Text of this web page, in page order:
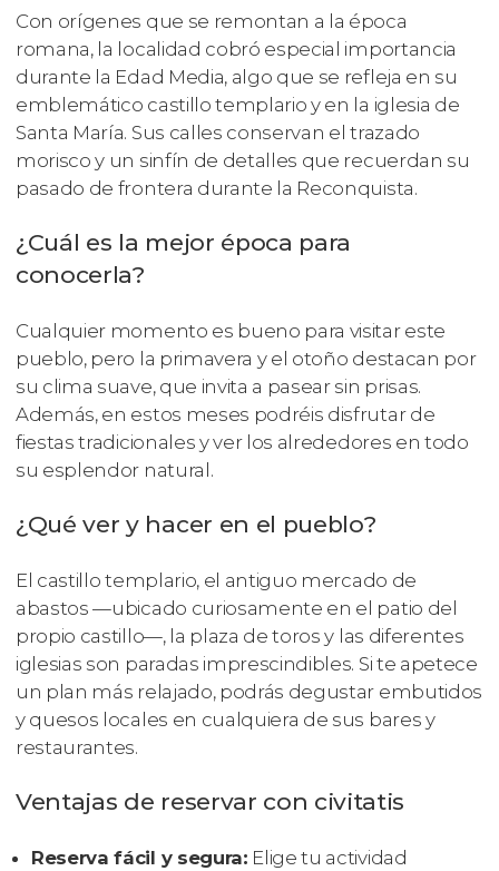
Con orígenes que se remontan a la época
romana, la localidad cobró especial importancia
durante la Edad Media, algo que se refleja en su
emblemático castillo templario y en la iglesia de
Santa María. Sus calles conservan el trazado
morisco y un sinfín de detalles que recuerdan su
pasado de frontera durante la Reconquista.
¿Cuál es la mejor época para
conocerla?
Cualquier momento es bueno para visitar este
pueblo, pero la primavera y el otoño destacan por
su clima suave, que invita a pasear sin prisas.
Además, en estos meses podréis disfrutar de
fiestas tradicionales y ver los alrededores en todo
su esplendor natural.
¿Qué ver y hacer en el pueblo?
El castillo templario, el antiguo mercado de
abastos —ubicado curiosamente en el patio del
propio castillo—, la plaza de toros y las diferentes
iglesias son paradas imprescindibles. Si te apetece
un plan más relajado, podrás degustar embutidos
y quesos locales en cualquiera de sus bares y
restaurantes.
Ventajas de reservar con civitatis
Reserva fácil y segura: Elige tu actividad